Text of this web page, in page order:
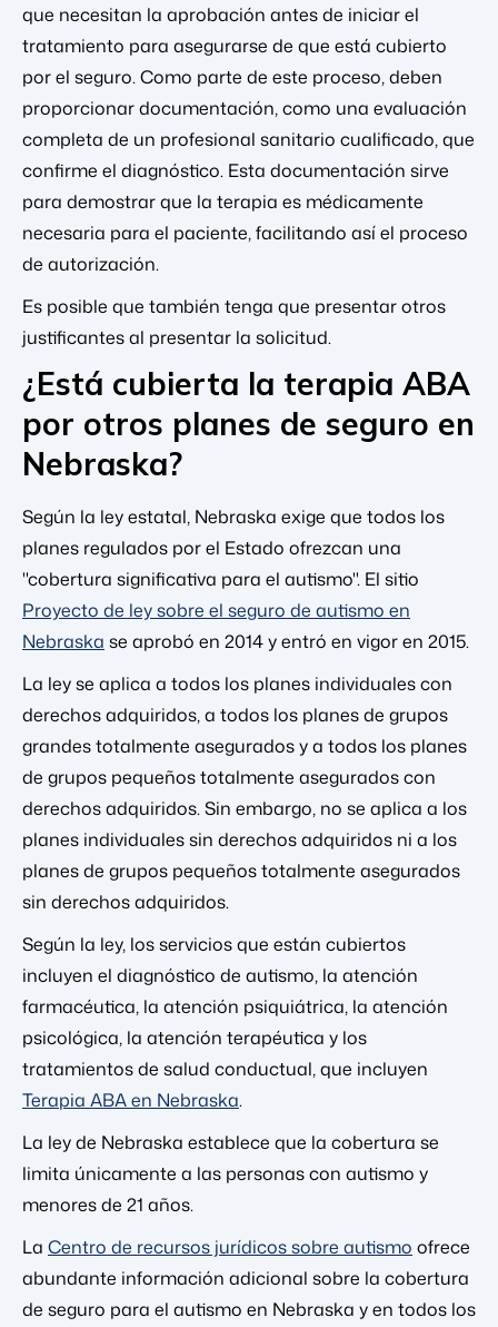
que necesitan la aprobación antes de iniciar el
tratamiento para asegurarse de que está cubierto
por el seguro. Como parte de este proceso, deben
proporcionar documentación, como una evaluación
completa de un profesional sanitario cualificado, que
confirme el diagnóstico. Esta documentación sirve
para demostrar que la terapia es médicamente
necesaria para el paciente, facilitando así el proceso
de autorización.
Es posible que también tenga que presentar otros
justificantes al presentar la solicitud.
¿Está cubierta la terapia ABA
por otros planes de seguro en
Nebraska?
Según la ley estatal, Nebraska exige que todos los
planes regulados por el Estado ofrezcan una
"cobertura significativa para el autismo". El sitio
Proyecto de ley sobre el seguro de autismo en
Nebraska se aprobó en 2014 y entró en vigor en 2015.
La ley se aplica a todos los planes individuales con
derechos adquiridos, a todos los planes de grupos
grandes totalmente asegurados y a todos los planes
de grupos pequeños totalmente asegurados con
derechos adquiridos. Sin embargo, no se aplica a los
planes individuales sin derechos adquiridos ni a los
planes de grupos pequeños totalmente asegurados
sin derechos adquiridos.
Según la ley, los servicios que están cubiertos
incluyen el diagnóstico de autismo, la atención
farmacéutica, la atención psiquiátrica, la atención
psicológica, la atención terapéutica y los
tratamientos de salud conductual, que incluyen
Terapia ABA en Nebraska.
La ley de Nebraska establece que la cobertura se
limita únicamente a las personas con autismo y
menores de 21 años.
La Centro de recursos jurídicos sobre autismo ofrece
abundante información adicional sobre la cobertura
de seguro para el autismo en Nebraska y en todos los